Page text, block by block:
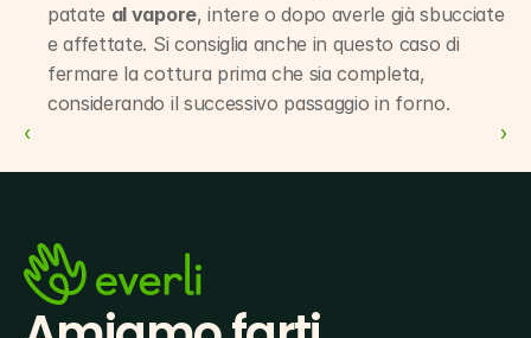
patate al vapore, intere o dopo averle già sbucciate
e affettate. Si consiglia anche in questo caso di
fermare la cottura prima che sia completa,
considerando il successivo passaggio in forno.
‹
›